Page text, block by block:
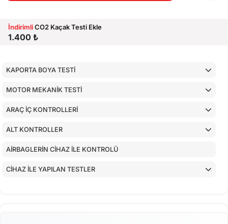
İndirimliCO2 Kaçak Testi Ekle
1.400 ₺
KAPORTA BOYA TESTİ
MOTOR MEKANİK TESTİ
ARAÇ İÇ KONTROLLERİ
ALT KONTROLLER
AİRBAGLERİN CİHAZ İLE KONTROLÜ
CİHAZ İLE YAPILAN TESTLER